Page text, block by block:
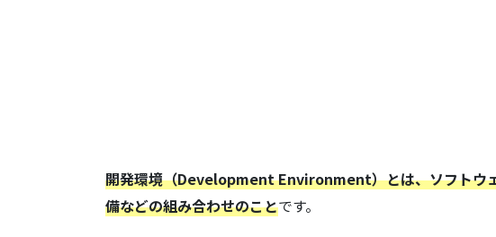
開発環境（Development Environment）とは、ソフトウ
備などの組み合わせのことです。